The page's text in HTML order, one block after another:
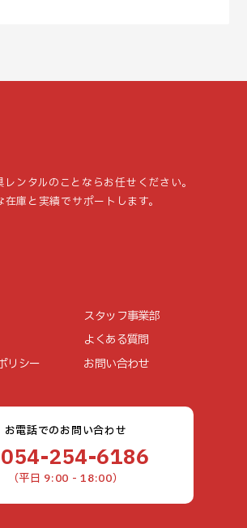
ンタルのことならお任せください。
在庫と実績でサポートします。
スタッフ事業部
よくある質問
リシー
お問い合わせ
お電話でのお問い合わせ
054-254-6186
（平日 9:00 - 18:00）